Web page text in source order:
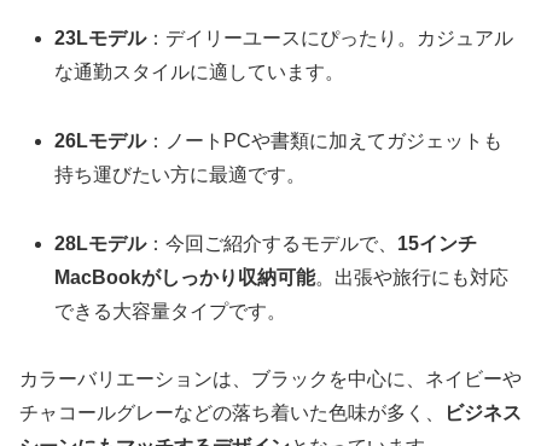
23Lモデル：デイリーユースにぴったり。カジュアル
な通勤スタイルに適しています。
26Lモデル：ノートPCや書類に加えてガジェットも
持ち運びたい方に最適です。
28Lモデル：今回ご紹介するモデルで、 15インチ
MacBookがしっかり収納可能。出張や旅行にも対応
できる大容量タイプです。
カラーバリエーションは、ブラックを中心に、ネイビーや
チャコールグレーなどの落ち着いた色味が多く、
ビジネス